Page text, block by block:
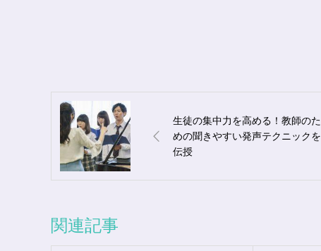
生徒の集中力を高める！教師のた
めの聞きやすい発声テクニックを
伝授
関連記事